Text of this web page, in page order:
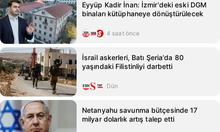
Eyyüp Kadir İnan: İzmir'deki eski DGM
binaları kütüphaneye dönüştürülecek
4 saat önce
İsrail askerleri, Batı Şeria'da 80
yaşındaki Filistinliyi darbetti
Dün
Netanyahu savunma bütçesinde 17
milyar dolarlık artış talep etti